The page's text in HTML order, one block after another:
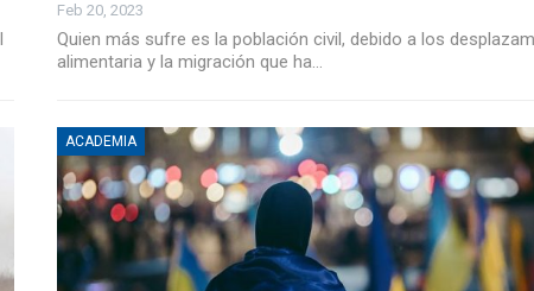
Feb 20, 2023
Quien más sufre es la población civil, debido a los
alimentaria y la migración que ha…
ACADEMIA